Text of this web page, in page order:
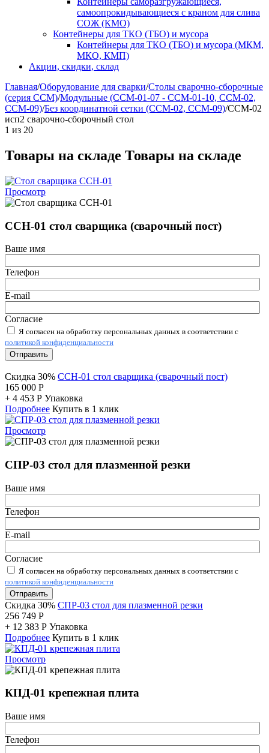
самоопрокидывающиеся с краном для слива
СОЖ (КМО)
Контейнеры для ТКО (ТБО) и мусора
Контейнеры для ТКО (ТБО) и мусора (МКМ,
МКО, КМП)
Акции, скидки, склад
Главная/Оборудование для сварки/Столы сварочно-сборочные
(серия ССМ)/Модульные (ССМ-01-07 - ССМ-01-10, ССМ-02,
ССМ-09)/Без координатной сетки (ССМ-02, ССМ-09)/ССМ-02
исп2 сварочно-сборочный стол
1 из 20
Товары на складе Товары на складе
Просмотр
ССН-01 стол сварщика (сварочный пост)
Ваше имя
Телефон
E-mail
Согласие
Я согласен на обработку персональных данных в соответствии с
политикой конфиденциальности
Отправить
Скидка 30% ССН-01 стол сварщика (сварочный пост)
165 000 Р
+ 4 453 Р Упаковка
Подробнее Купить в 1 клик
Просмотр
СПР-03 стол для плазменной резки
Ваше имя
Телефон
E-mail
Согласие
Я согласен на обработку персональных данных в соответствии с
политикой конфиденциальности
Отправить
Скидка 30% СПР-03 стол для плазменной резки
256 749 Р
+ 12 383 Р Упаковка
Подробнее Купить в 1 клик
Просмотр
КПД-01 крепежная плита
Ваше имя
Телефон